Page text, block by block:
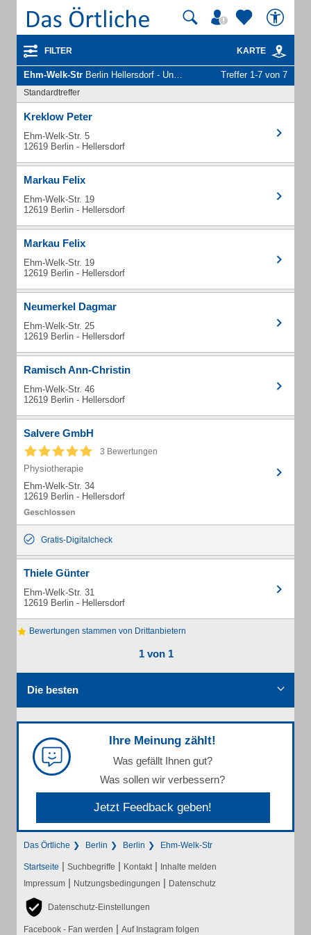
FILTER KARTE
Ehm-Welk-Str Berlin Hellersdorf - Unternehmen und Personen Treffer 1-7 von 7
Standardtreffer
Kreklow Peter
Ehm-Welk-Str. 5
12619 Berlin - Hellersdorf
Markau Felix
Ehm-Welk-Str. 19
12619 Berlin - Hellersdorf
Markau Felix
Ehm-Welk-Str. 19
12619 Berlin - Hellersdorf
Neumerkel Dagmar
Ehm-Welk-Str. 25
12619 Berlin - Hellersdorf
Ramisch Ann-Christin
Ehm-Welk-Str. 46
12619 Berlin - Hellersdorf
Salvere GmbH
3 Bewertungen
Physiotherapie
Ehm-Welk-Str. 34
12619 Berlin - Hellersdorf
Gratis-Digitalcheck
Thiele Günter
Ehm-Welk-Str. 31
12619 Berlin - Hellersdorf
Bewertungen stammen von Drittanbietern
1 von 1
Die besten
Ihre Meinung zählt!
Was gefällt Ihnen gut?
Was sollen wir verbessern?
Jetzt Feedback geben!
Das Örtliche Berlin Berlin Ehm-Welk-Str
Startseite | Suchbegriffe | Kontakt | Inhalte melden
Impressum | Nutzungsbedingungen | Datenschutz
Datenschutz-Einstellungen
Facebook - Fan werden | Auf Instagram folgen